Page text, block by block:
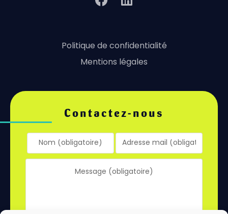
Politique de confidentialité
Mentions légales
Contactez-nous